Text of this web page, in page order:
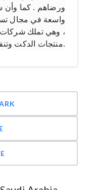
ورضاهم . كما وأن
واسعة في مجال
، وهي تملك
منتجات الدكت وتنفيذ أعمال الديكور والتصميم.